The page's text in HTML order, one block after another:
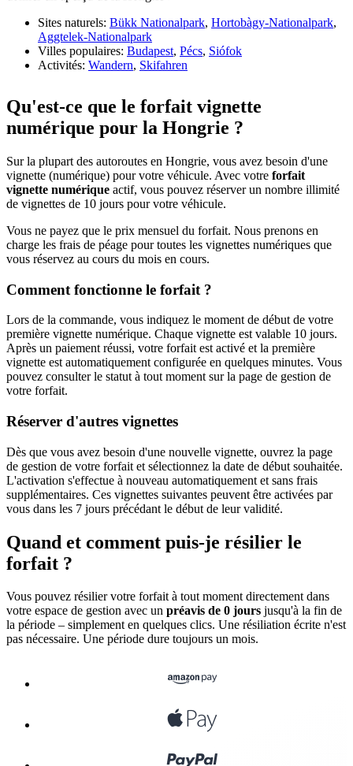
Sites naturels: Bükk Nationalpark, Hortobàgy-Nationalpark,
Aggtelek-Nationalpark
Villes populaires: Budapest, Pécs, Siófok
Activités: Wandern, Skifahren
Qu'est-ce que le forfait vignette
numérique pour la Hongrie ?
Sur la plupart des autoroutes en Hongrie, vous avez besoin d'une
vignette (numérique) pour votre véhicule. Avec votre forfait
vignette numérique actif, vous pouvez réserver un nombre illimité
de vignettes de 10 jours pour votre véhicule.
Vous ne payez que le prix mensuel du forfait. Nous prenons en
charge les frais de péage pour toutes les vignettes numériques que
vous réservez au cours du mois en cours.
Comment fonctionne le forfait ?
Lors de la commande, vous indiquez le moment de début de votre
première vignette numérique. Chaque vignette est valable 10 jours.
Après un paiement réussi, votre forfait est activé et la première
vignette est automatiquement configurée en quelques minutes. Vous
pouvez consulter le statut à tout moment sur la page de gestion de
votre forfait.
Réserver d'autres vignettes
Dès que vous avez besoin d'une nouvelle vignette, ouvrez la page
de gestion de votre forfait et sélectionnez la date de début souhaitée.
L'activation s'effectue à nouveau automatiquement et sans frais
supplémentaires. Ces vignettes suivantes peuvent être activées par
vous dans les 7 jours précédant le début de leur validité.
Quand et comment puis-je résilier le
forfait ?
Vous pouvez résilier votre forfait à tout moment directement dans
votre espace de gestion avec un préavis de 0 jours jusqu'à la fin de
la période – simplement en quelques clics. Une résiliation écrite n'est
pas nécessaire. Une période dure toujours un mois.